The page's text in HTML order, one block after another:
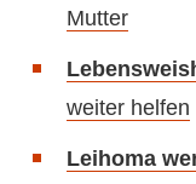
Mutter
weiter helfen
Leihoma